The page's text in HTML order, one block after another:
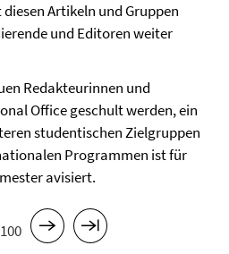
Artikeln und Gruppen
und Editoren weiter
Redakteurinnen und
Office geschult werden, ein
studentischen Zielgruppen
Programmen ist für
avisiert.